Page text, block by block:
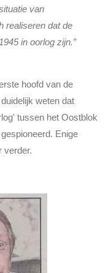
van
realiseren dat de
in oorlog zijn.”
hoofd van de
weten dat
tussen het Oostblok
Enige
verder.